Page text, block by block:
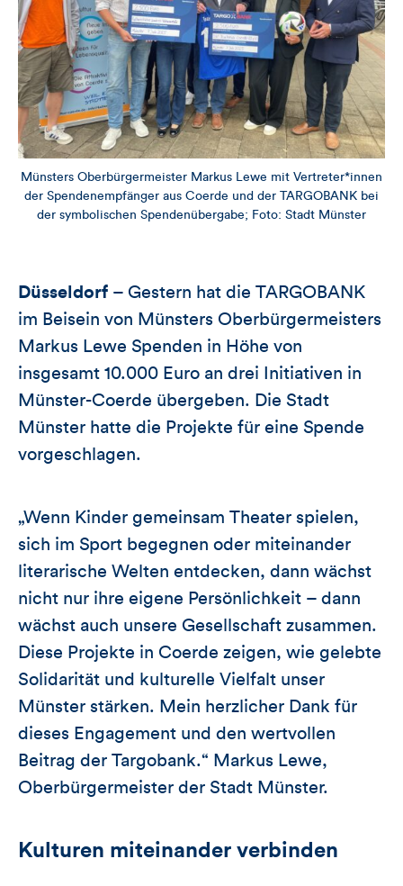
Münsters Oberbürgermeister Markus Lewe mit Vertreter*innen
der Spendenempfänger aus Coerde und der TARGOBANK bei
der symbolischen Spendenübergabe; Foto: Stadt Münster
Düsseldorf – Gestern hat die TARGOBANK
im Beisein von Münsters Oberbürgermeisters
Markus Lewe Spenden in Höhe von
insgesamt 10.000 Euro an drei Initiativen in
Münster-Coerde übergeben. Die Stadt
Münster hatte die Projekte für eine Spende
vorgeschlagen.
„Wenn Kinder gemeinsam Theater spielen,
sich im Sport begegnen oder miteinander
literarische Welten entdecken, dann wächst
nicht nur ihre eigene Persönlichkeit – dann
wächst auch unsere Gesellschaft zusammen.
Diese Projekte in Coerde zeigen, wie gelebte
Solidarität und kulturelle Vielfalt unser
Münster stärken. Mein herzlicher Dank für
dieses Engagement und den wertvollen
Beitrag der Targobank.“ Markus Lewe,
Oberbürgermeister der Stadt Münster.
Kulturen miteinander verbinden